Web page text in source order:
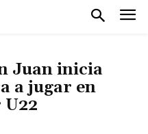
Juan inicia
a jugar en